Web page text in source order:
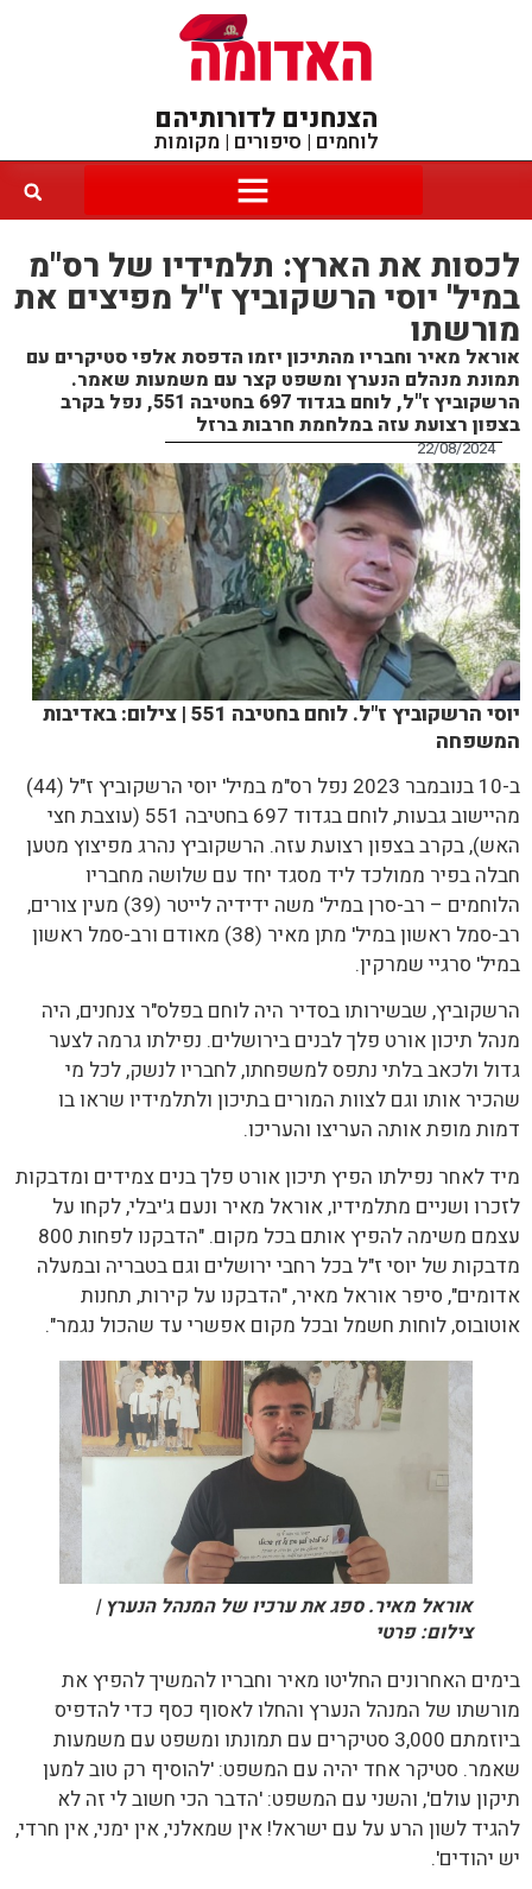
הצנחנים לדורותיהם
לוחמים | סיפורים | מקומות
לכסות את הארץ: תלמידיו של רס"מ
במיל' יוסי הרשקוביץ ז"ל מפיצים את
מורשתו
אוראל מאיר וחבריו מהתיכון יזמו הדפסת אלפי סטיקרים עם
תמונת מנהלם הנערץ ומשפט קצר עם משמעות שאמר.
הרשקוביץ ז"ל, לוחם בגדוד 697 בחטיבה 551, נפל בקרב
בצפון רצועת עזה במלחמת חרבות ברזל
22/08/2024
יוסי הרשקוביץ ז"ל. לוחם בחטיבה 551 | צילום: באדיבות
המשפחה
ב-10 בנובמבר 2023 נפל רס"מ במיל' יוסי הרשקוביץ ז"ל (44)
מהיישוב גבעות, לוחם בגדוד 697 בחטיבה 551 (עוצבת חצי
האש), בקרב בצפון רצועת עזה. הרשקוביץ נהרג מפיצוץ מטען
חבלה בפיר ממולכד ליד מסגד יחד עם שלושה מחבריו
הלוחמים – רב-סרן במיל' משה ידידיה לייטר (39) מעין צורים,
רב-סמל ראשון במיל' מתן מאיר (38) מאודם ורב-סמל ראשון
במיל' סרגיי שמרקין.
הרשקוביץ, שבשירותו בסדיר היה לוחם בפלס"ר צנחנים, היה
מנהל תיכון אורט פלך לבנים בירושלים. נפילתו גרמה לצער
גדול ולכאב בלתי נתפס למשפחתו, לחבריו לנשק, לכל מי
שהכיר אותו וגם לצוות המורים בתיכון ולתלמידיו שראו בו
דמות מופת אותה העריצו והעריכו.
מיד לאחר נפילתו הפיץ תיכון אורט פלך בנים צמידים ומדבקות
לזכרו ושניים מתלמידיו, אוראל מאיר ונעם ג'יבלי, לקחו על
עצמם משימה להפיץ אותם בכל מקום. "הדבקנו לפחות 800
מדבקות של יוסי ז"ל בכל רחבי ירושלים וגם בטבריה ובמעלה
אדומים", סיפר אוראל מאיר, "הדבקנו על קירות, תחנות
אוטובוס, לוחות חשמל ובכל מקום אפשרי עד שהכול נגמר".
אוראל מאיר. ספג את ערכיו של המנהל הנערץ |
צילום: פרטי
בימים האחרונים החליטו מאיר וחבריו להמשיך להפיץ את
מורשתו של המנהל הנערץ והחלו לאסוף כסף כדי להדפיס
ביוזמתם 3,000 סטיקרים עם תמונתו ומשפט עם משמעות
שאמר. סטיקר אחד יהיה עם המשפט: 'להוסיף רק טוב למען
תיקון עולם', והשני עם המשפט: 'הדבר הכי חשוב לי זה לא
להגיד לשון הרע על עם ישראל! אין שמאלני, אין ימני, אין חרדי,
יש יהודים'.